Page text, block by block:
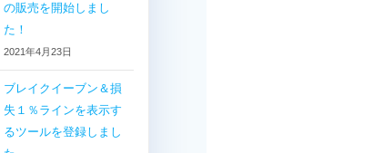
の販売を開始しまし
た！
2021年4月23日
ブレイクイーブン＆損
失１％ラインを表示す
るツールを登録しまし